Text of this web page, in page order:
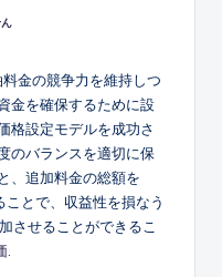
金の競争力を維持しつ
金を確保するために設
格設定モデルを成功さ
のバランスを適切に保
、追加料金の総額を
とで、収益性を損なう
させることができるこ